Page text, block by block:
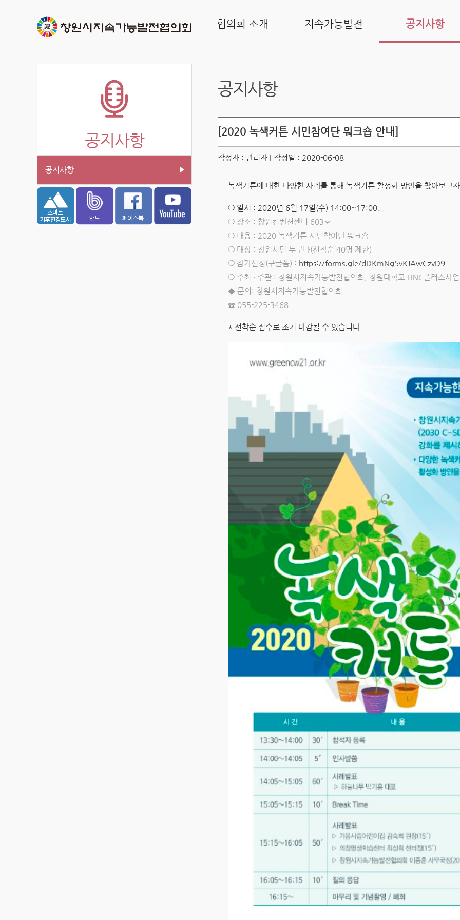
협의회 소개 지속가능발전 공지사항
공지사항
공지사항
공지사항
[2020 녹색커튼 시민참여단 워크숍 안내]
작성자 : 관리자 | 작성일 : 2020-06-08
녹색커튼에 대한 다양한 사례를 통해 녹색커튼 활성화 방안을 찾아보고
❍ 일시 : 2020년 6월 17일(수) 14:00~17:00
❍ 장소 : 창원컨벤션센터 603호
❍ 내용 : 2020 녹색커튼 시민참여단 워크숍
❍ 대상 : 창원시민 누구나(선착순 40명 제한)
❍ 참가신청(구글폼) : https://forms.gle/dDKmNg5vKJAwCzvD9
❍ 주최 · 주관 : 창원시지속가능발전협의회, 창원대학교 LINC플러스사
◆ 문의: 창원시지속가능발전협의회
☎ 055-225-3468
* 선착순 접수로 조기 마감될 수 있습니다